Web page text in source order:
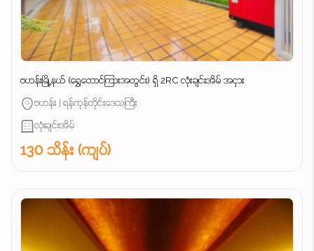
ဗဟန်းမြို့နယ် (ရွှေတောင်ကြားအတွင်း) ရှိ 2RC လုံးချင်းအိမ် အငှား
ဗဟန်း | ရန်ကုန်တိုင်းဒေသကြီး
လုံးချင်းအိမ်
130 သိန်း (ကျပ်)